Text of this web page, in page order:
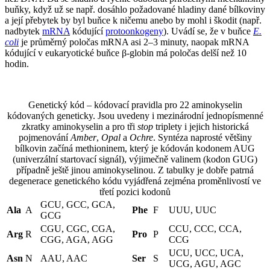
buňky, když už se např. dosáhlo požadované hladiny dané bílkoviny
a její přebytek by byl buňce k ničemu anebo by mohl i škodit (např.
nadbytek mRNA kódujícíprotoonkogeny). Uvádí se, že v buňce E.
coli je průměrný poločas mRNA asi 2–3 minuty, naopak mRNA
kódující v eukaryotické buňce β-globin má poločas delší než 10
hodin.
Genetický kód – kódovací pravidla pro 22 aminokyselin
kódovaných geneticky. Jsou uvedeny i mezinárodní jednopísmenné
zkratky aminokyselin a pro tři stoptriplety i jejich historická
pojmenováníAmber, Opala Ochre. Syntéza naprosté většiny
bílkovin začíná methioninem, který je kódován kodonem AUG
(univerzální startovací signál), výjimečně valinem (kodon GUG)
případně ještě jinou aminokyselinou. Z tabulky je dobře patrná
degenerace genetického kódu vyjádřená zejména proměnlivostí ve
třetí pozici kodonů
Ala A
GCU, GCC, GCA,
GCG
Phe F UUU, UUC
Arg R
CGU, CGC, CGA,
CGG, AGA, AGG
Pro P
CCU, CCC, CCA,
CCG
Asn N AAU, AAC Ser S
UCU, UCC, UCA,
UCG, AGU, AGC